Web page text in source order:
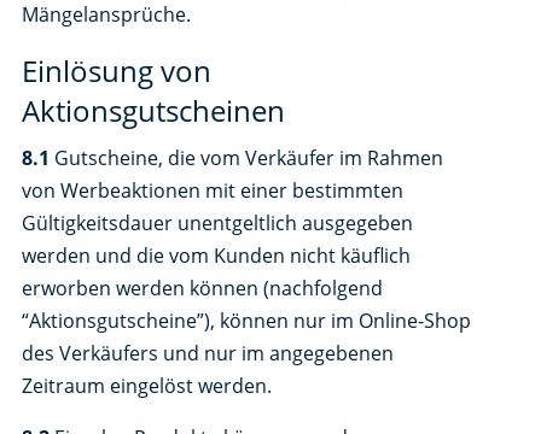
Mängelansprüche.
Einlösung von
Aktionsgutscheinen
8.1 Gutscheine, die vom Verkäufer im Rahmen
von Werbeaktionen mit einer bestimmten
Gültigkeitsdauer unentgeltlich ausgegeben
werden und die vom Kunden nicht käuflich
erworben werden können (nachfolgend
“Aktionsgutscheine”), können nur im Online-Shop
des Verkäufers und nur im angegebenen
Zeitraum eingelöst werden.